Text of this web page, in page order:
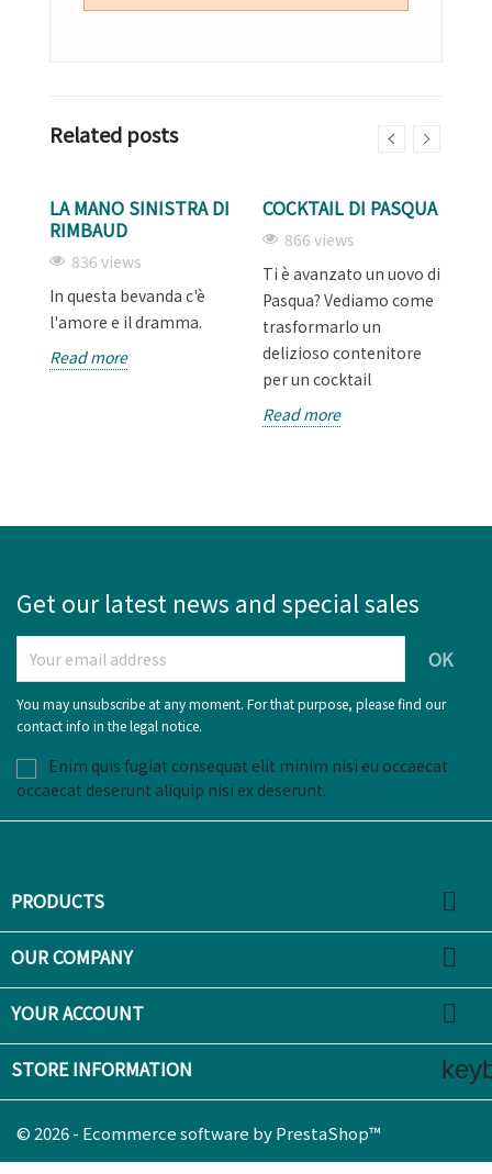
Related posts
LA MANO SINISTRA DI
RIMBAUD
836 views
In questa bevanda c'è
l'amore e il dramma.
Read more
COCKTAIL DI PASQUA
866 views
Ti è avanzato un uovo di
Pasqua? Vediamo come
trasformarlo un
delizioso contenitore
per un cocktail
Read more
Get our latest news and special sales
You may unsubscribe at any moment. For that purpose, please find our
contact info in the legal notice.
Enim quis fugiat consequat elit minim nisi eu occaecat
occaecat deserunt aliquip nisi ex deserunt.
PRODUCTS 
OUR COMPANY 
YOUR ACCOUNT 
STORE INFORMATION
© 2026 - Ecommerce software by PrestaShop™